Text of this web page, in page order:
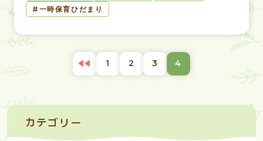
一時保育ひだまり
稿
ナ
ゲ
ー
ョ
1 2 3 4
カテゴリー